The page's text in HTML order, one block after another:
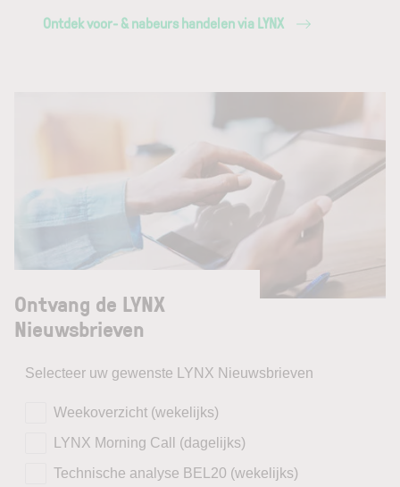
Ontdek voor- & nabeurs handelen via LYNX
Ontvang de LYNX
Nieuwsbrieven
Selecteer uw gewenste LYNX Nieuwsbrieven
Weekoverzicht (wekelijks)
LYNX Morning Call (dagelijks)
Technische analyse BEL20 (wekelijks)